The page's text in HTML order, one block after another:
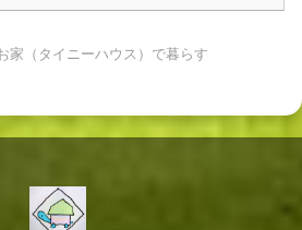
家（タイニーハウス）で暮らす